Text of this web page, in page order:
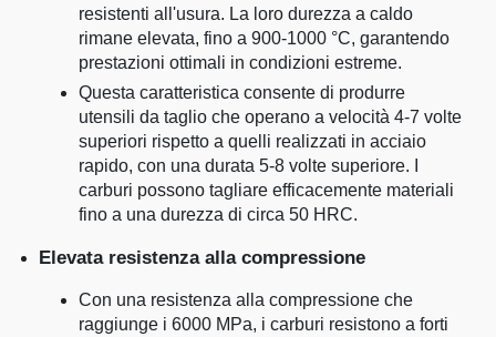
resistenti all'usura. La loro durezza a caldo
rimane elevata, fino a 900-1000 °C, garantendo
prestazioni ottimali in condizioni estreme.
Questa caratteristica consente di produrre
utensili da taglio che operano a velocità 4-7 volte
superiori rispetto a quelli realizzati in acciaio
rapido, con una durata 5-8 volte superiore. I
carburi possono tagliare efficacemente materiali
fino a una durezza di circa 50 HRC.
Elevata resistenza alla compressione
Con una resistenza alla compressione che
raggiunge i 6000 MPa, i carburi resistono a forti